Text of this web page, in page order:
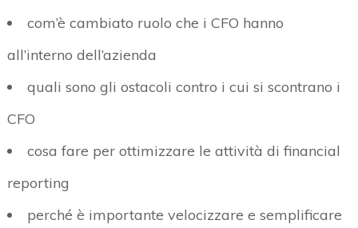
com’è cambiato ruolo che i CFO hanno
all’interno dell’azienda
quali sono gli ostacoli contro i cui si scontrano i
CFO
cosa fare per ottimizzare le attività di financial
reporting
perché è importante velocizzare e semplificare